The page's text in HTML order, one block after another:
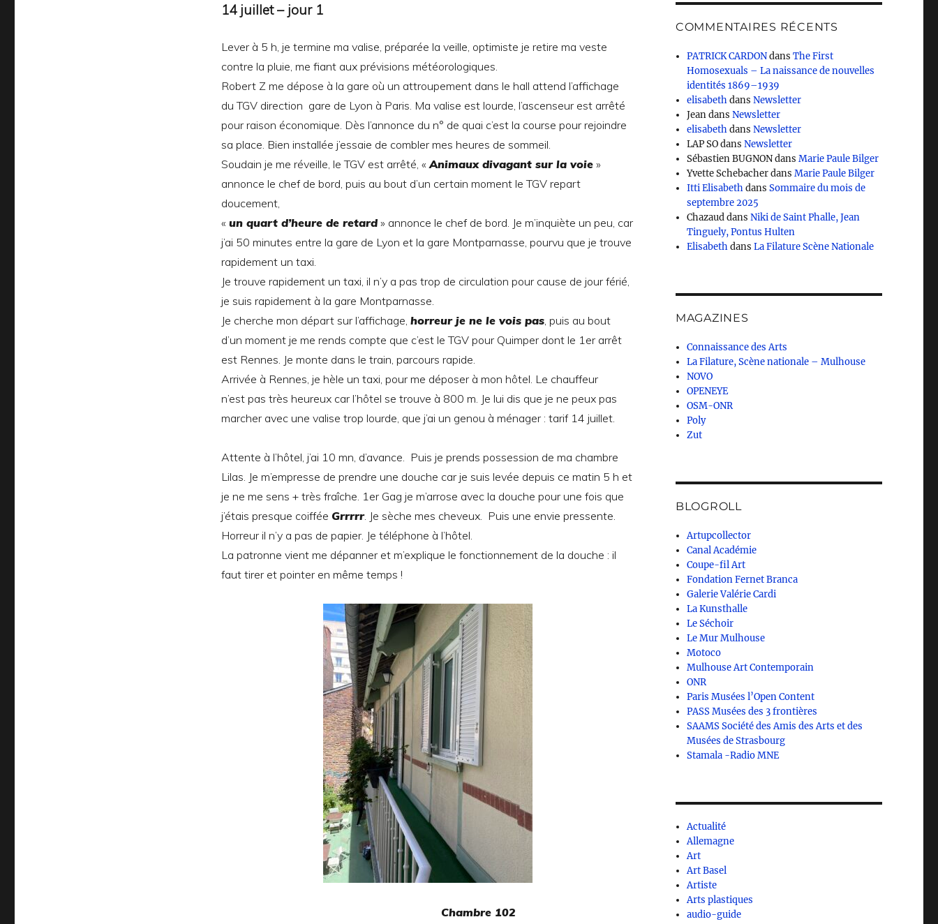
14 juillet – jour 1
Lever à 5 h, je termine ma valise, préparée la veille, optimiste je retire ma veste
contre la pluie, me fiant aux prévisions météorologiques.
Robert Z me dépose à la gare où un attroupement dans le hall attend l’affichage
du TGV direction gare de Lyon à Paris. Ma valise est lourde, l’ascenseur est arrêté
pour raison économique. Dès l’annonce du n° de quai c’est la course pour rejoindre
sa place. Bien installée j’essaie de combler mes heures de sommeil.
Soudain je me réveille, le TGV est arrêté, « Animaux divagant sur la voie»
annonce le chef de bord, puis au bout d’un certain moment le TGV repart
doucement,
« un quart d’heure de retard» annonce le chef de bord. Je m’inquiète un peu, car
j’ai 50 minutes entre la gare de Lyon et la gare Montparnasse, pourvu que je trouve
rapidement un taxi.
Je trouve rapidement un taxi, il n’y a pas trop de circulation pour cause de jour férié,
je suis rapidement à la gare Montparnasse.
Je cherche mon départ sur l’affichage, horreur je ne le vois pas, puis au bout
d’un moment je me rends compte que c’est le TGV pour Quimper dont le 1er arrêt
est Rennes. Je monte dans le train, parcours rapide.
Arrivée à Rennes, je hèle un taxi, pour me déposer à mon hôtel. Le chauffeur
n’est pas très heureux car l’hôtel se trouve à 800 m. Je lui dis que je ne peux pas
marcher avec une valise trop lourde, que j’ai un genou à ménager : tarif 14 juillet.
Attente à l’hôtel, j’ai 10 mn, d’avance. Puis je prends possession de ma chambre
Lilas. Je m’empresse de prendre une douche car je suis levée depuis ce matin 5 h et
je ne me sens + très fraîche. 1er Gag je m’arrose avec la douche pour une fois que
j’étais presque coiffée Grrrrr. Je sèche mes cheveux. Puis une envie pressente.
Horreur il n’y a pas de papier. Je téléphone à l’hôtel.
La patronne vient me dépanner et m’explique le fonctionnement de la douche : il
faut tirer et pointer en même temps !
Chambre 102
COMMENTAIRES RÉCENTS
PATRICK CARDONdansThe First
Homosexuals – La naissance de nouvelles
identités 1869–1939
elisabethdansNewsletter
JeandansNewsletter
elisabethdansNewsletter
LAP SOdansNewsletter
Sébastien BUGNONdansMarie Paule Bilger
Yvette SchebacherdansMarie Paule Bilger
Itti ElisabethdansSommaire du mois de
septembre 2025
ChazauddansNiki de Saint Phalle, Jean
Tinguely, Pontus Hulten
ElisabethdansLa Filature Scène Nationale
MAGAZINES
Connaissance des Arts
La Filature, Scène nationale – Mulhouse
NOVO
OPENEYE
OSM-ONR
Poly
Zut
BLOGROLL
Artupcollector
Canal Académie
Coupe-fil Art
Fondation Fernet Branca
Galerie Valérie Cardi
La Kunsthalle
Le Séchoir
Le Mur Mulhouse
Motoco
Mulhouse Art Contemporain
ONR
Paris Musées l’Open Content
PASS Musées des 3 frontières
SAAMS Société des Amis des Arts et des
Musées de Strasbourg
Stamala -Radio MNE
Actualité
Allemagne
Art
Art Basel
Artiste
Arts plastiques
audio-guide